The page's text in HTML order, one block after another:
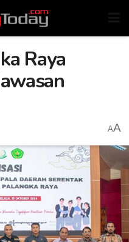
Raya
AA